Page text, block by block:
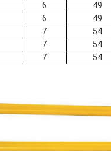
6 49
6 49
7 54
7 54
7 54